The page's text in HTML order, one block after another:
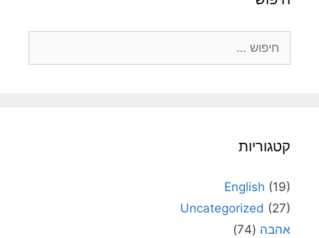
קטגוריות
English (19)
Uncategorized (27)
אהבה (74)